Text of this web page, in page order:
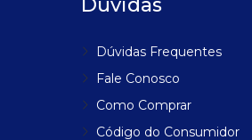
Dúvidas
Dúvidas Frequentes
Fale Conosco
Como Comprar
Código do Consumidor